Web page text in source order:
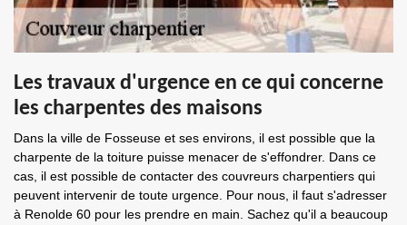
Les travaux d'urgence en ce qui concerne
les charpentes des maisons
Dans la ville de Fosseuse et ses environs, il est possible que la
charpente de la toiture puisse menacer de s'effondrer. Dans ce
cas, il est possible de contacter des couvreurs charpentiers qui
peuvent intervenir de toute urgence. Pour nous, il faut s'adresser
à Renolde 60 pour les prendre en main. Sachez qu'il a beaucoup